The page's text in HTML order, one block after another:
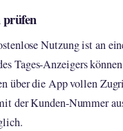
Nutzung ist an
Tages-Anzeigers
über die App vollen
der Kunden-Nummer